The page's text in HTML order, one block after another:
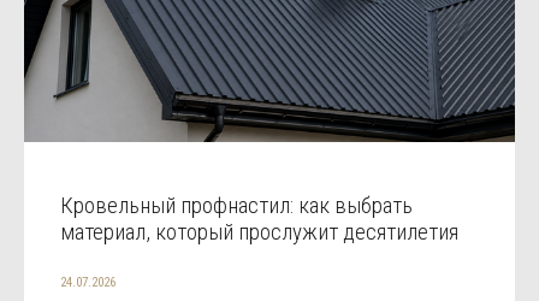
Кровельный профнастил: как выбрать
материал, который прослужит десятилетия
24.07.2026